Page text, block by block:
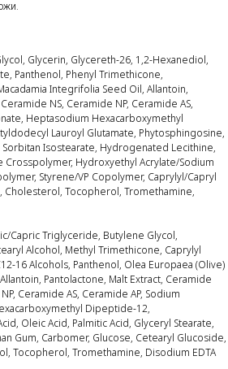
Glycerin, Glycereth-26, 1,2-Hexanediol,
Panthenol, Phenyl Trimethicone,
Integrifolia Seed Oil, Allantoin,
NS, Ceramide NP, Ceramide AS,
Heptasodium Hexacarboxymethyl
Lauroyl Glutamate, Phytosphingosine,
Sorbitan Isostearate, Hydrogenated Lecithine,
Crosspolymer, Hydroxyethyl Acrylate/Sodium
Styrene/VP Copolymer, Caprylyl/Capryl
Cholesterol, Tocopherol, Tromethamine,
Capric Triglyceride, Butylene Glycol,
Alcohol, Methyl Trimethicone, Caprylyl
16 Alcohols, Panthenol, Olea Europaea (Olive)
Pantolactone, Malt Extract, Ceramide
Ceramide AS, Ceramide AP, Sodium
Dipeptide-12,
Oleic Acid, Palmitic Acid, Glyceryl Stearate,
Gum, Carbomer, Glucose, Cetearyl Glucoside,
Tocopherol, Tromethamine, Disodium EDTA